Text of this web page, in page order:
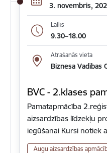
3. novembris,
Laiks
9.30–18.00
Atrašanās vieta
Biznesa Vadības
BVC - 2.klases
Pamatapmācība
aizsardzības līdzekļu
iegūšanai Kursi notiek
Augu aizsardzības